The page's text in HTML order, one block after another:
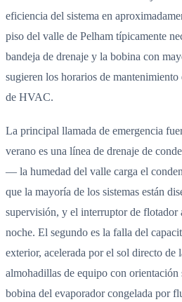
eficiencia del sistema en
piso del valle de Pelham típicamente
bandeja de drenaje y la bobina con
sugieren los horarios de mantenimiento
de HVAC.
La principal llamada de emergencia
verano es una línea de drenaje de
— la humedad del valle carga el
que la mayoría de los sistemas están
supervisión, y el interruptor de flotador
noche. El segundo es la falla del
exterior, acelerada por el sol directo de
almohadillas de equipo con orientación
bobina del evaporador congelada por